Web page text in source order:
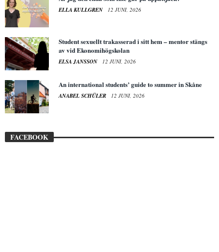
ELLA KULLGREN 12 JUNI, 2026
Student sexuellt trakasserad i sitt hem – mentor stängs
av vid Ekonomihögskolan
ELSA JANSSON 12 JUNI, 2026
An international students’ guide to summer in Skåne
ANABEL SCHÜLER 12 JUNI, 2026
FACEBOOK